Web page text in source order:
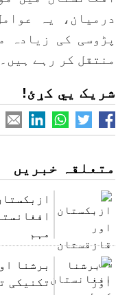
درمیان، یہ
پڑوسی کی زیادہ
منتقل کر رہے ہیں۔
شریک یي کړئ!
متعلقہ خبریں
مہم
برشنا
تکنیکی